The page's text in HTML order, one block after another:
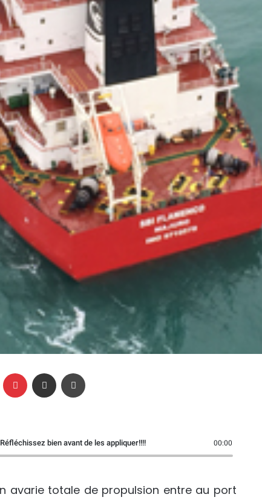
Linkedin Pinterest Partager par email
bien avant de les appliquer!!!! 00:00
avarie totale de propulsion entre au port